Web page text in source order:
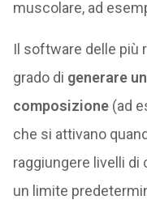
muscolare, ad
Il software delle più
grado di generare
composizione(ad
che si attivano
raggiungere livelli
un limite